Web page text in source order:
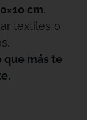
cm.
textiles o
más te